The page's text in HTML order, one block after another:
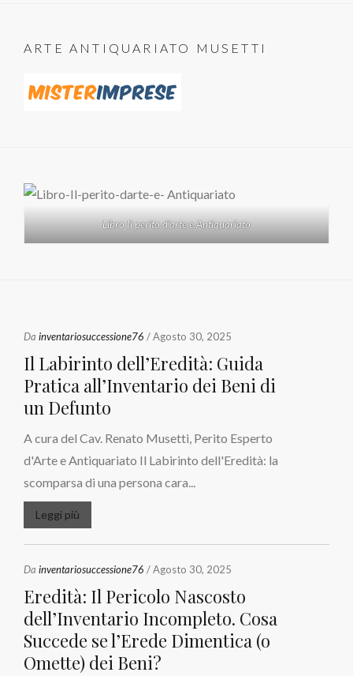
ARTE ANTIQUARIATO MUSETTI
Libro Il perito d'arte e Antiquariato
Da inventariosuccessione76 / Agosto 30, 2025
Il Labirinto dell’Eredità: Guida
Pratica all’Inventario dei Beni di
un Defunto
A cura del Cav. Renato Musetti, Perito Esperto
d'Arte e Antiquariato Il Labirinto dell'Eredità: la
scomparsa di una persona cara...
Leggi più
Da inventariosuccessione76 / Agosto 30, 2025
Eredità: Il Pericolo Nascosto
dell’Inventario Incompleto. Cosa
Succede se l’Erede Dimentica (o
Omette) dei Beni?